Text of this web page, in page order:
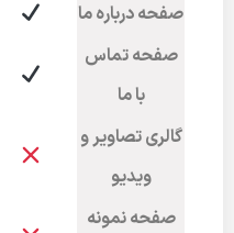
صفحه درباره ما
صفحه تماس
با ما
گالری تصاویر و
ویدیو
صفحه نمونه